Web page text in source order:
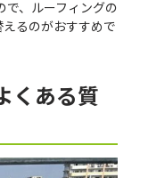
、ルーフィングの
るのがおすすめで
くある質